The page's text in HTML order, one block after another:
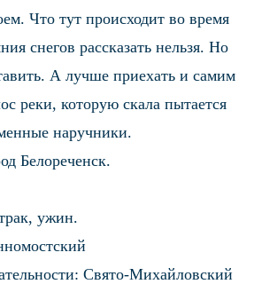
Что тут происходит во время
снегов рассказать нельзя. Но
А лучше приехать и самим
реки, которую скала пытается
наручники.
Белореченск.
ужин.
Свято-Михайловский